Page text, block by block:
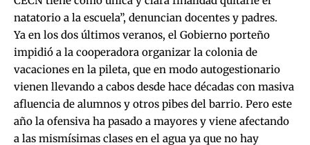
natatorio a la escuela”, denuncian docentes y padres.
Ya en los dos últimos veranos, el Gobierno porteño
impidió a la cooperadora organizar la colonia de
vacaciones en la pileta, que en modo autogestionario
vienen llevando a cabos desde hace décadas con masiva
afluencia de alumnos y otros pibes del barrio. Pero este
año la ofensiva ha pasado a mayores y viene afectando
a las mismísimas clases en el agua ya que no hay